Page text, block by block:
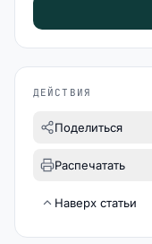
ДЕЙСТВИЯ
Поделиться
Распечатать
Наверх статьи